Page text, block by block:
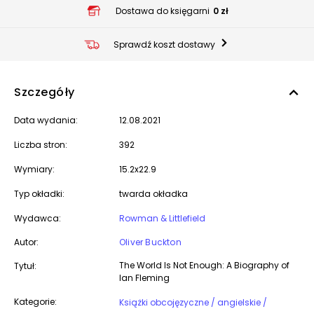
Dostawa do księgarni 0 zł
Sprawdź koszt dostawy
Szczegóły
Data wydania: 12.08.2021
Liczba stron: 392
Wymiary: 15.2x22.9
Typ okładki: twarda okładka
Wydawca:
Rowman & Littlefield
Autor:
Oliver Buckton
Tytuł:
The World Is Not Enough: A Biography of
Ian Fleming
Kategorie:
Książki obcojęzyczne / angielskie /